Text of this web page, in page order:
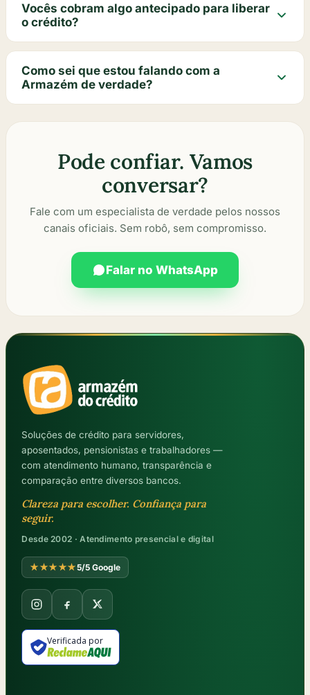
Vocês cobram algo antecipado para liberar
o crédito?
Como sei que estou falando com a
Armazém de verdade?
Pode confiar. Vamos
conversar?
Fale com um especialista de verdade pelos nossos
canais oficiais. Sem robô, sem compromisso.
Falar no WhatsApp
Soluções de crédito para servidores,
aposentados, pensionistas e trabalhadores —
com atendimento humano, transparência e
comparação entre diversos bancos.
Clareza para escolher. Confiança para
seguir.
Desde 2002 · Atendimento presencial e digital
★★★★★5/5 Google
Verificada por